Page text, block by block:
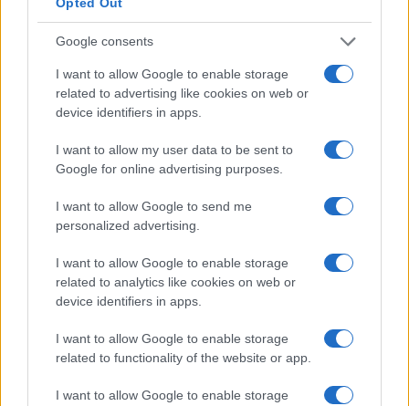
Google consents
I want to allow Google to enable storage
related to advertising like cookies on web or
device identifiers in apps.
I want to allow my user data to be sent to
Google for online advertising purposes.
I want to allow Google to send me
personalized advertising.
I want to allow Google to enable storage
related to analytics like cookies on web or
device identifiers in apps.
I want to allow Google to enable storage
related to functionality of the website or app.
I want to allow Google to enable storage
Ricevi le nostre ultime news
Condividi l'articolo
a
ce
b
o
o
w
it
te
r
n
te
re
st
W
h
at
s
A
p
h
re
Articolo precedente